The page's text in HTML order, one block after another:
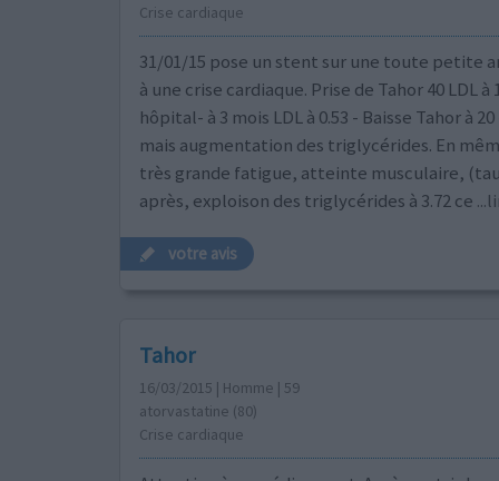
Crise cardiaque
31/01/15 pose un stent sur une toute petite
à une crise cardiaque. Prise de Tahor 40 LDL à
hôpital- à 3 mois LDL à 0.53 - Baisse Tahor à 20
mais augmentation des triglycérides. En
très grande fatigue, atteinte musculaire,
après, exploison des triglycérides à 3.72 ce
votre avis
Tahor
16/03/2015 | Homme | 59
atorvastatine (80)
Crise cardiaque